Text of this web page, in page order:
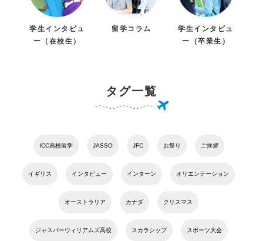
学生インタビュ
ー（在校生）
留学コラム
学生インタビュ
ー（卒業生）
タグ一覧
ICC高校留学 JASSO JFC お祭り ご挨拶
イギリス インタビュー インターン オリエンテーション
オーストラリア カナダ クリスマス
ジャスパーウィリアムズ高校 スカラシップ スポーツ大会